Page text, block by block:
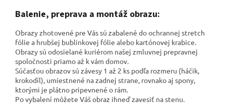
Balenie, preprava a montáž obrazu:
Obrazy zhotovené pre Vás sú zabalené do ochrannej stretch
fólie a hrubšej bublinkovej fólie alebo kartónovej krabice.
Obrazy sú odosielané kuriérom našej zmluvnej prepravnej
spoločnosti priamo až k vám domov.
Súčasťou obrazov sú závesy 1 až 2 ks podľa rozmeru (háčik,
krokodíl), umiestnené na zadnej strane, rovnako aj spony,
ktorými je plátno pripevnené o rám.
Po vybalení môžete Váš obraz ihneď zavesiť na stenu.